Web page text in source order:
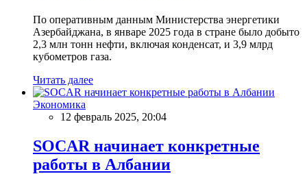
По оперативным данным Министерства энергетики
Азербайджана, в январе 2025 года в стране было добыто
2,3 млн тонн нефти, включая конденсат, и 3,9 млрд
кубометров газа.
Читать далее
Экономика
12 февраль 2025, 20:04
SOCAR начинает конкретные
работы в Албании